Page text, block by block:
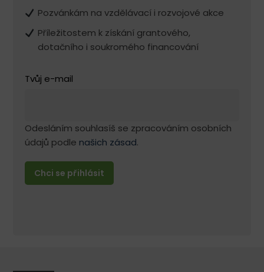
Pozvánkám na vzdělávací i rozvojové akce
Příležitostem k získání grantového,
dotačního i soukromého financování
Tvůj e-mail
Odesláním souhlasíš se zpracováním osobních
údajů podle našich zásad.